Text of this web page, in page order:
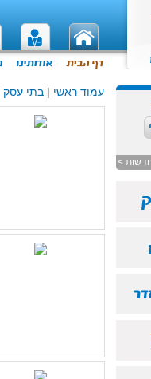
>
עמוד ראשי |בתי עסק